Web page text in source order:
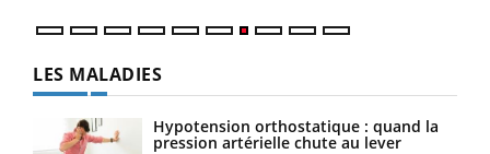
LES MALADIES
Hypotension orthostatique : quand la
pression artérielle chute au lever